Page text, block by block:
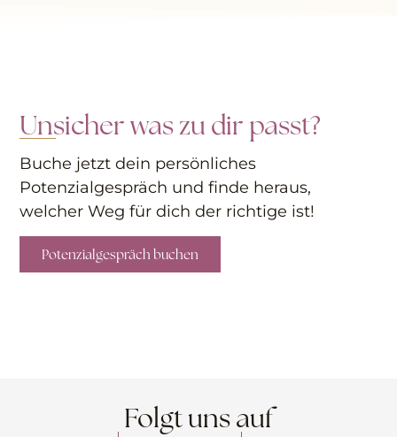
Unsicher was zu dir passt?
Buche jetzt dein persönliches
Potenzialgespräch und finde heraus,
welcher Weg für dich der richtige ist!
Potenzialgespräch buchen
Folgt uns auf